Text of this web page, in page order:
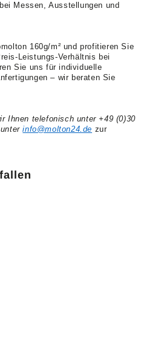
Messen, Ausstellungen und
160g/m² und profitieren Sie
Leistungs-Verhältnis bei
Sie uns für individuelle
– wir beraten Sie
Ihnen telefonisch unter +49 (0)30
unterinfo@molton24.de zur